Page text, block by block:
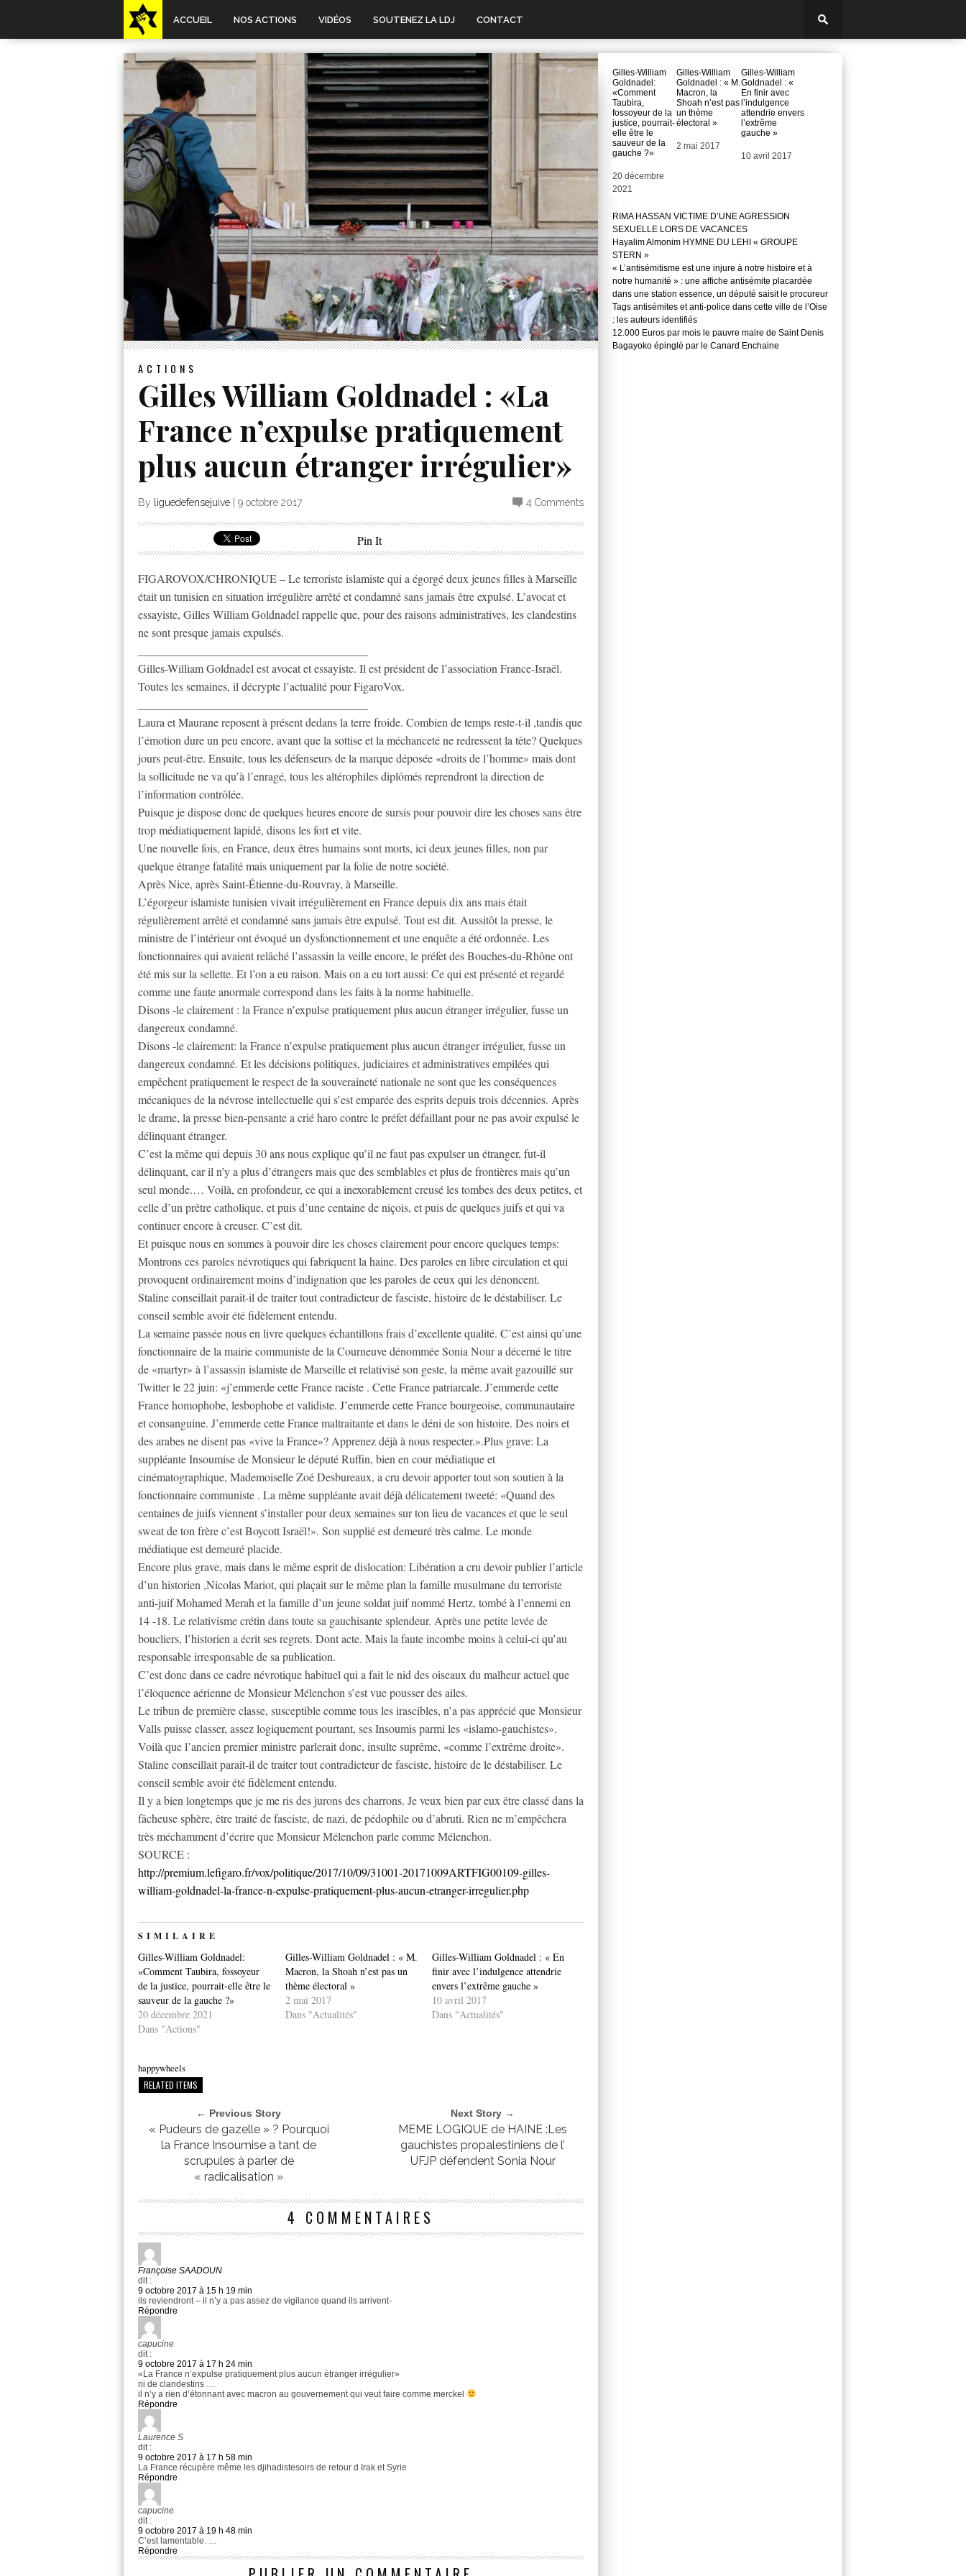
ACCUEIL NOS ACTIONS VIDÉOS SOUTENEZ LA LDJ CONTACT
ACTIONS
Gilles William Goldnadel : «La
France n’expulse pratiquement
plus aucun étranger irrégulier»
By liguedefensejuive 9 octobre 2017 4 Comments
Pin It
FIGAROVOX/CHRONIQUE – Le terroriste islamiste qui a égorgé deux jeunes filles à Marseille
était un tunisien en situation irrégulière arrêté et condamné sans jamais être expulsé. L’avocat et
essayiste, Gilles William Goldnadel rappelle que, pour des raisons administratives, les clandestins
ne sont presque jamais expulsés.
Gilles-William Goldnadel est avocat et essayiste. Il est président de l’association France-Israël.
Toutes les semaines, il décrypte l’actualité pour FigaroVox.
Laura et Maurane reposent à présent dedans la terre froide. Combien de temps reste-t-il ,tandis que
l’émotion dure un peu encore, avant que la sottise et la méchanceté ne redressent la tête? Quelques
jours peut-être. Ensuite, tous les défenseurs de la marque déposée «droits de l’homme» mais dont
la sollicitude ne va qu’à l’enragé, tous les altérophiles diplômés reprendront la direction de
l’information contrôlée.
Puisque je dispose donc de quelques heures encore de sursis pour pouvoir dire les choses sans être
trop médiatiquement lapidé, disons les fort et vite.
Une nouvelle fois, en France, deux êtres humains sont morts, ici deux jeunes filles, non par
quelque étrange fatalité mais uniquement par la folie de notre société.
Après Nice, après Saint-Étienne-du-Rouvray, à Marseille.
L’égorgeur islamiste tunisien vivait irrégulièrement en France depuis dix ans mais était
régulièrement arrêté et condamné sans jamais être expulsé. Tout est dit. Aussitôt la presse, le
ministre de l’intérieur ont évoqué un dysfonctionnement et une enquête a été ordonnée. Les
fonctionnaires qui avaient relâché l’assassin la veille encore, le préfet des Bouches-du-Rhône ont
été mis sur la sellette. Et l’on a eu raison. Mais on a eu tort aussi: Ce qui est présenté et regardé
comme une faute anormale correspond dans les faits à la norme habituelle.
Disons -le clairement : la France n’expulse pratiquement plus aucun étranger irrégulier, fusse un
dangereux condamné.
Disons -le clairement: la France n’expulse pratiquement plus aucun étranger irrégulier, fusse un
dangereux condamné. Et les décisions politiques, judiciaires et administratives empilées qui
empêchent pratiquement le respect de la souveraineté nationale ne sont que les conséquences
mécaniques de la névrose intellectuelle qui s’est emparée des esprits depuis trois décennies. Après
le drame, la presse bien-pensante a crié haro contre le préfet défaillant pour ne pas avoir expulsé le
délinquant étranger.
C’est la même qui depuis 30 ans nous explique qu’il ne faut pas expulser un étranger, fut-il
délinquant, car il n’y a plus d’étrangers mais que des semblables et plus de frontières mais qu’un
seul monde.… Voilà, en profondeur, ce qui a inexorablement creusé les tombes des deux petites, et
celle d’un prêtre catholique, et puis d’une centaine de niçois, et puis de quelques juifs et qui va
continuer encore à creuser. C’est dit.
Et puisque nous en sommes à pouvoir dire les choses clairement pour encore quelques temps:
Montrons ces paroles névrotiques qui fabriquent la haine. Des paroles en libre circulation et qui
provoquent ordinairement moins d’indignation que les paroles de ceux qui les dénoncent.
Staline conseillait paraît-il de traiter tout contradicteur de fasciste, histoire de le déstabiliser. Le
conseil semble avoir été fidèlement entendu.
La semaine passée nous en livre quelques échantillons frais d’excellente qualité. C’est ainsi qu’une
fonctionnaire de la mairie communiste de la Courneuve dénommée Sonia Nour a décerné le titre
de «martyr» à l’assassin islamiste de Marseille et relativisé son geste, la même avait gazouillé sur
Twitter le 22 juin: «j’emmerde cette France raciste . Cette France patriarcale. J’emmerde cette
France homophobe, lesbophobe et validiste. J’emmerde cette France bourgeoise, communautaire
et consanguine. J’emmerde cette France maltraitante et dans le déni de son histoire. Des noirs et
des arabes ne disent pas «vive la France»? Apprenez déjà à nous respecter.».Plus grave: La
suppléante Insoumise de Monsieur le député Ruffin, bien en cour médiatique et
cinématographique, Mademoiselle Zoé Desbureaux, a cru devoir apporter tout son soutien à la
fonctionnaire communiste . La même suppléante avait déjà délicatement tweeté: «Quand des
centaines de juifs viennent s’installer pour deux semaines sur ton lieu de vacances et que le seul
sweat de ton frère c’est Boycott Israël!». Son supplié est demeuré très calme. Le monde
médiatique est demeuré placide.
Encore plus grave, mais dans le même esprit de dislocation: Libération a cru devoir publier l’article
d’un historien ,Nicolas Mariot, qui plaçait sur le même plan la famille musulmane du terroriste
anti-juif Mohamed Merah et la famille d’un jeune soldat juif nommé Hertz, tombé à l’ennemi en
14 -18. Le relativisme crétin dans toute sa gauchisante splendeur. Après une petite levée de
boucliers, l’historien a écrit ses regrets. Dont acte. Mais la faute incombe moins à celui-ci qu’au
responsable irresponsable de sa publication.
C’est donc dans ce cadre névrotique habituel qui a fait le nid des oiseaux du malheur actuel que
l’éloquence aérienne de Monsieur Mélenchon s’est vue pousser des ailes.
Le tribun de première classe, susceptible comme tous les irascibles, n’a pas apprécié que Monsieur
Valls puisse classer, assez logiquement pourtant, ses Insoumis parmi les «islamo-gauchistes».
Voilà que l’ancien premier ministre parlerait donc, insulte suprême, «comme l’extrême droite».
Staline conseillait paraît-il de traiter tout contradicteur de fasciste, histoire de le déstabiliser. Le
conseil semble avoir été fidèlement entendu.
Il y a bien longtemps que je me ris des jurons des charrons. Je veux bien par eux être classé dans la
fâcheuse sphère, être traité de fasciste, de nazi, de pédophile ou d’abruti. Rien ne m’empêchera
très méchamment d’écrire que Monsieur Mélenchon parle comme Mélenchon.
SOURCE :
http://premium.lefigaro.fr/vox/politique/2017/10/09/31001-20171009ARTFIG00109-gilles-
william-goldnadel-la-france-n-expulse-pratiquement-plus-aucun-etranger-irregulier.php
SIMILAIRE
Gilles-William Goldnadel:
«Comment Taubira, fossoyeur
de la justice, pourrait-elle être le
sauveur de la gauche ?»
20 décembre 2021
Dans "Actions"
Gilles-William Goldnadel : « M.
Macron, la Shoah n’est pas un
thème électoral »
2 mai 2017
Dans "Actualités"
Gilles-William Goldnadel : « En
finir avec l’indulgence attendrie
envers l’extrême gauche »
10 avril 2017
Dans "Actualités"
happywheels
RELATED ITEMS
← Previous Story
« Pudeurs de gazelle » ? Pourquoi
la France Insoumise a tant de
scrupules à parler de
« radicalisation »
Next Story →
MEME LOGIQUE de HAINE :Les
gauchistes propalestiniens de l’
UFJP défendent Sonia Nour
4 COMMENTAIRES
Françoise SAADOUN
dit :
9 octobre 2017 à 15 h 19 min
ils reviendront – il n’y a pas assez de vigilance quand ils arrivent-
Répondre
capucine
dit :
9 octobre 2017 à 17 h 24 min
«La France n’expulse pratiquement plus aucun étranger irrégulier»
ni de clandestins …
il n’y a rien d’étonnant avec macron au gouvernement qui veut faire comme merckel
Répondre
Laurence S
dit :
9 octobre 2017 à 17 h 58 min
La France récupère même les djihadistesoirs de retour d Irak et Syrie
Répondre
capucine
dit :
9 octobre 2017 à 19 h 48 min
C’est lamentable. …
Répondre
Gilles-William
Goldnadel:
«Comment
Taubira,
fossoyeur de la
justice, pourrait-
elle être le
sauveur de la
gauche ?»
Date
20 décembre
2021
Gilles-William
Goldnadel : « M.
Macron, la
Shoah n’est pas
un thème
électoral »
Date
2 mai 2017
Gilles-William
Goldnadel : «
En finir avec
l’indulgence
attendrie envers
l’extrême
gauche »
Date
10 avril 2017
RIMA HASSAN VICTIME D’UNE AGRESSION
SEXUELLE LORS DE VACANCES
Hayalim Almonim HYMNE DU LEHI « GROUPE
STERN »
« L’antisémitisme est une injure à notre histoire et à
notre humanité » : une affiche antisémite placardée
dans une station essence, un député saisit le procureur
Tags antisémites et anti-police dans cette ville de l’Oise
: les auteurs identifiés
12.000 Euros par mois le pauvre maire de Saint Denis
Bagayoko épinglé par le Canard Enchaine